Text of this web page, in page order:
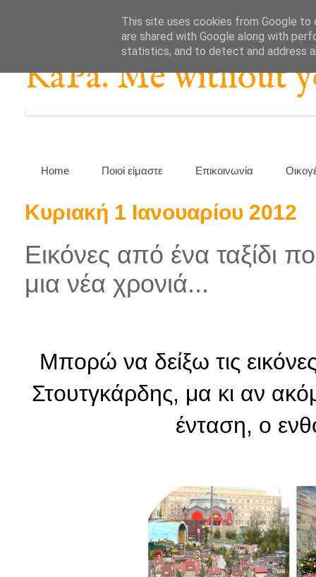
KaPa. Me without
Home Ποιοί είμαστε Επικοινωνία
Κυριακή 1 Ιανουαρίου 2012
Εικόνες από ένα ταξίδι
μια νέα χρονιά...
Μπορώ να δείξω τις
Στουτγκάρδης, μα κι αν
ένταση, ο
This site uses cookies from Google to
are shared with Google along with
statistics, and to detect and address